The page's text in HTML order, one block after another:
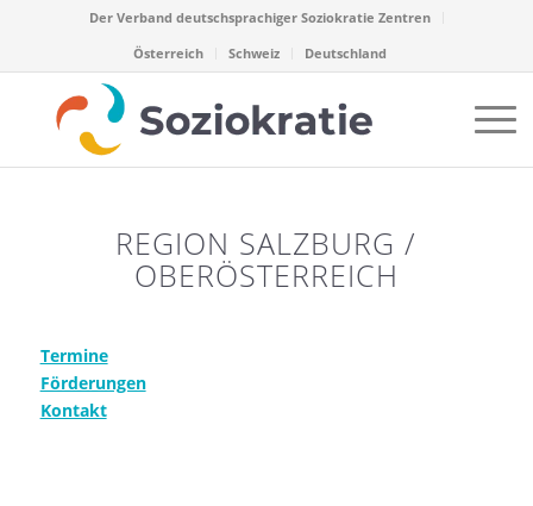
Der Verband deutschsprachiger Soziokratie Zentren
Österreich
Schweiz Deutschland
REGION SALZBURG /
OBERÖSTERREICH
Termine
Förderungen
Kontakt